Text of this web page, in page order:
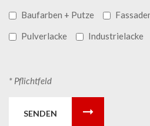
Baufarben + Putze
Pulverlacke
Industrielacke
* Pflichtfeld
SENDEN